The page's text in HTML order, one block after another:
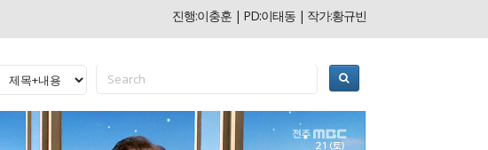
진행:이충훈 | PD:이태동 | 작가:황규빈